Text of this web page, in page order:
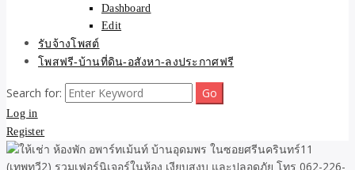
Dashboard
Edit
รับจ้างโพสต์
โพสฟรี-บ้านที่ดิน-อสังหา-ลงประกาศฟรี
Search for:
Log in
Register